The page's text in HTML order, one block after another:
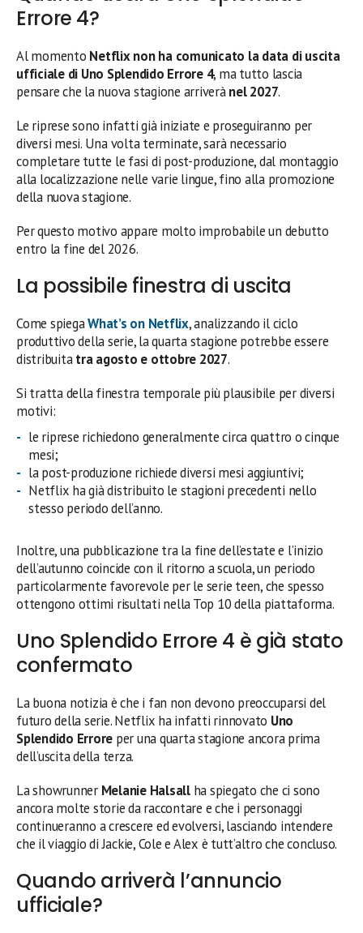
Errore 4?
Al momento Netflix non ha comunicato la data di uscita
ufficiale di Uno Splendido Errore 4, ma tutto lascia
pensare che la nuova stagione arriverànel 2027.
Le riprese sono infatti già iniziate e proseguiranno per
diversi mesi. Una volta terminate, sarà necessario
completare tutte le fasi di post-produzione, dal montaggio
alla localizzazione nelle varie lingue, fino alla promozione
della nuova stagione.
Per questo motivo appare molto improbabile un debutto
entro la fine del 2026.
La possibile finestra di uscita
Come spiegaWhat’s on Netflix, analizzando il ciclo
produttivo della serie, la quarta stagione potrebbe essere
distribuitatra agosto e ottobre 2027.
Si tratta della finestra temporale più plausibile per diversi
motivi:
le riprese richiedono generalmente circa quattro o cinque
mesi;
la post-produzione richiede diversi mesi aggiuntivi;
Netflix ha già distribuito le stagioni precedenti nello
stesso periodo dell’anno.
Inoltre, una pubblicazione tra la fine dell’estate e l’inizio
dell’autunno coincide con il ritorno a scuola, un periodo
particolarmente favorevole per le serie teen, che spesso
ottengono ottimi risultati nella Top 10 della piattaforma.
Uno Splendido Errore 4 è già stato
confermato
La buona notizia è che i fan non devono preoccuparsi del
futuro della serie. Netflix ha infatti rinnovato Uno
Splendido Errore per una quarta stagione ancora prima
dell’uscita della terza.
La showrunner Melanie Halsallha spiegato che ci sono
ancora molte storie da raccontare e che i personaggi
continueranno a crescere ed evolversi, lasciando intendere
che il viaggio di Jackie, Cole e Alex è tutt’altro che concluso.
Quando arriverà l’annuncio
ufficiale?